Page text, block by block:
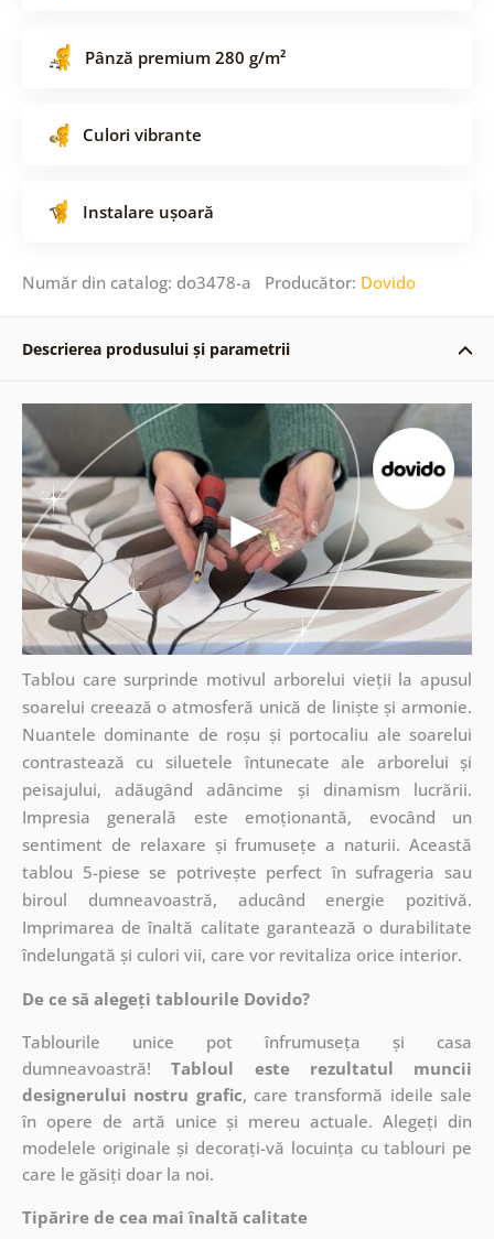
Pânză premium 280 g/m²
Culori vibrante
Instalare ușoară
Număr din catalog: do3478-a Producător: Dovido
Descrierea produsului și parametrii
Tablou care surprinde motivul arborelui vieții la apusul
soarelui creează o atmosferă unică de liniște și armonie.
Nuantele dominante de roșu și portocaliu ale soarelui
contrastează cu siluetele întunecate ale arborelui și
peisajului, adăugând adâncime și dinamism lucrării.
Impresia generală este emoționantă, evocând un
sentiment de relaxare și frumusețe a naturii. Această
tablou 5-piese se potrivește perfect în sufrageria sau
biroul dumneavoastră, aducând energie pozitivă.
Imprimarea de înaltă calitate garantează o durabilitate
îndelungată și culori vii, care vor revitaliza orice interior.
De ce să alegeți tablourile Dovido?
Tablourile unice pot înfrumuseța și casa
dumneavoastră!Tabloul este rezultatul muncii
designerului nostru grafic, caretransformă ideile sale
în opere de artă unice și mereu actuale. Alegeți din
modelele originale și decorați-vă locuința cu tablouri pe
care le găsiți doar la noi.
Tipărire de cea mai înaltă calitate